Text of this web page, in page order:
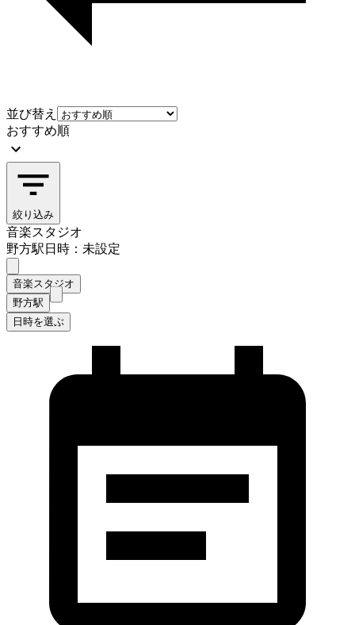
並び替え
おすすめ順
絞り込み
音楽スタジオ
野方駅日時：未設定
音楽スタジオ
野方駅
日時を選ぶ